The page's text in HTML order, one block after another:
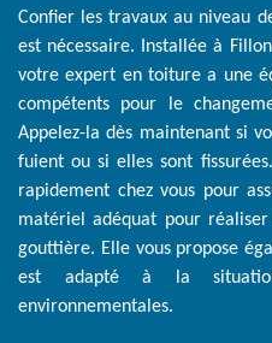
Confier les travaux au niveau
est nécessaire. Installée à
votre expert en toiture a une
compétents pour le
Appelez-la dès maintenant si
fuient ou si elles sont
rapidement chez vous pour
matériel adéquat pour
gouttière. Elle vous propose
est adapté à la
environnementales.